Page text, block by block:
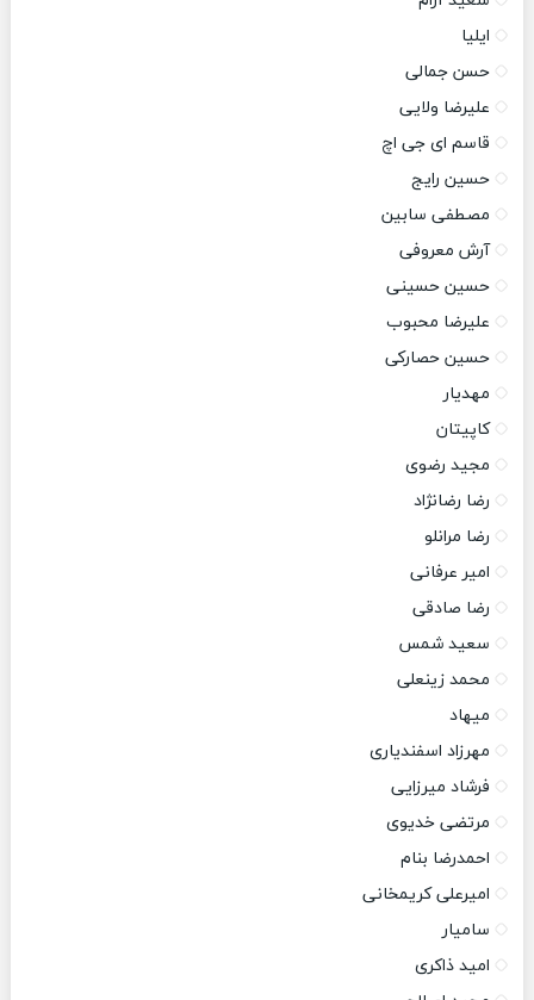
ایلیا
حسن جمالی
علیرضا ولایی
قاسم ای جی اچ
حسین رایج
مصطفی سابین
آرش معروفی
حسین حسینی
علیرضا محبوب
حسین حصارکی
مهدیار
کاپیتان
مجید رضوی
رضا رضانژاد
رضا مرانلو
امیر عرفانی
رضا صادقی
سعید شمس
محمد زینعلی
میهاد
مهرزاد اسفندیاری
فرشاد میرزایی
مرتضی خدیوی
احمدرضا بنام
امیرعلی کریمخانی
سامیار
امید ذاکری